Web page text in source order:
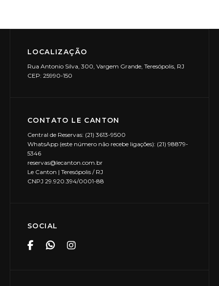
LOCALIZAÇÃO
Rua Antonio Silva, 300, Vargem Grande, Teresópolis, RJ
CEP: 25990-150
CONTATO LE CANTON
Central de Reservas: (21) 3613-9500
WhatsApp (este número não recebe ligações): (21) 98879-
5346
reservas@lecanton.com.br
Le Canton | Teresópolis / RJ
CNPJ 29.920.394/0001-88
SOCIAL